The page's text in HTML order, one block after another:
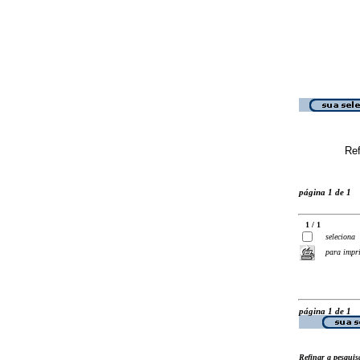
página 1 de 1
1 / 1
seleciona
para
página 1 de 1
Refinar a